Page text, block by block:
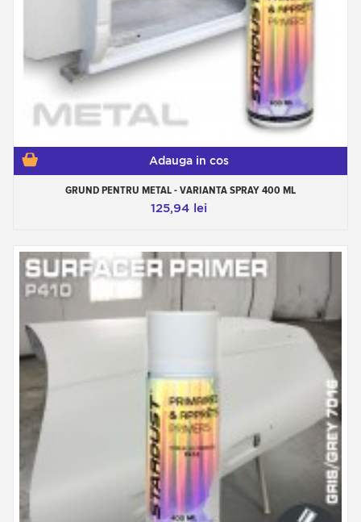
Adauga in cos
GRUND PENTRU METAL - VARIANTA SPRAY 400 ML
125,94 lei